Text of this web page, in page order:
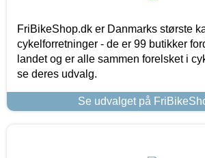
FriBikeShop.dk er Danmarks største
cykelforretninger - de er 99 butikker
landet og er alle sammen forelsket i
se deres udvalg.
Se udvalget på